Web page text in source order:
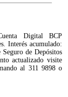
Digital BCP
Interés acumulado:
de Depósitos
actualizado visite
al 311 9898 o